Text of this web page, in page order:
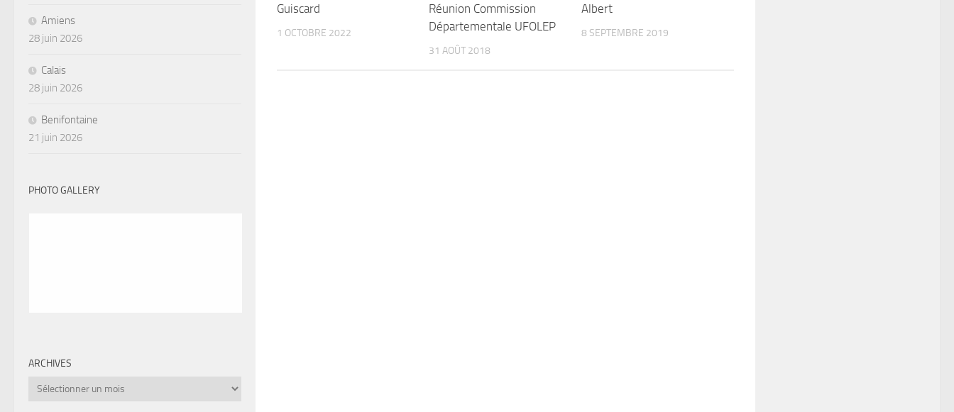
Guiscard
1 OCTOBRE 2022
Réunion Commission
Départementale UFOLEP
31 AOÛT 2018
Albert
8 SEPTEMBRE 2019
Amiens
28 juin 2026
Calais
28 juin 2026
Benifontaine
21 juin 2026
PHOTO GALLERY
ARCHIVES
Archives